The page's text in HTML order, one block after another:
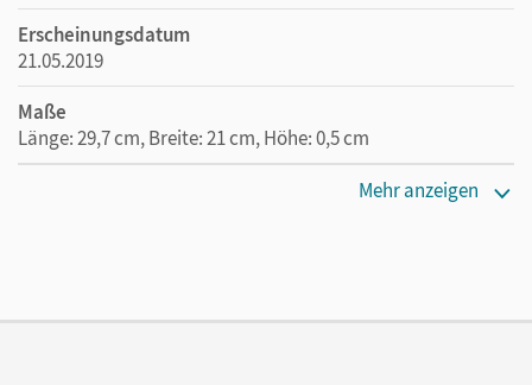
Erscheinungsdatum
21.05.2019
Maße
Länge: 29,7 cm, Breite: 21 cm, Höhe: 0,5 cm
Gödecke, Georgia
Mehr anzeigen